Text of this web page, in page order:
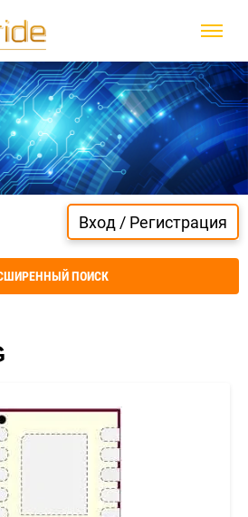
Вход / Регистрация
ПОИСК